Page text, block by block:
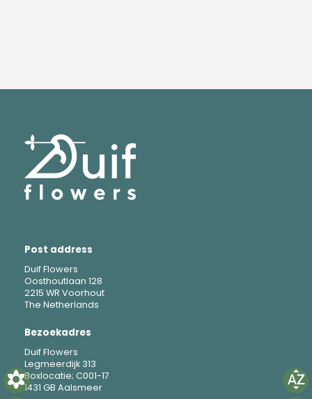
Post address
Duif Flowers
Oosthoutlaan 128
2215 WR Voorhout
The Netherlands
Bezoekadres
Duif Flowers
Legmeerdijk 313
Boxlocatie; C001-17
1431 GB Aalsmeer